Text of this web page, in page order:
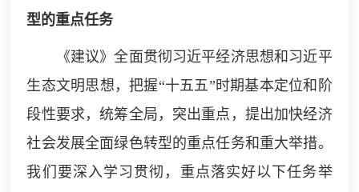
型的重点任务
《建议》全面贯彻习近平经济思想和习近平
生态文明思想，把握“十五五”时期基本定位和阶
段性要求，统筹全局，突出重点，提出加快经济
社会发展全面绿色转型的重点任务和重大举措。
我们要深入学习贯彻，重点落实好以下任务举